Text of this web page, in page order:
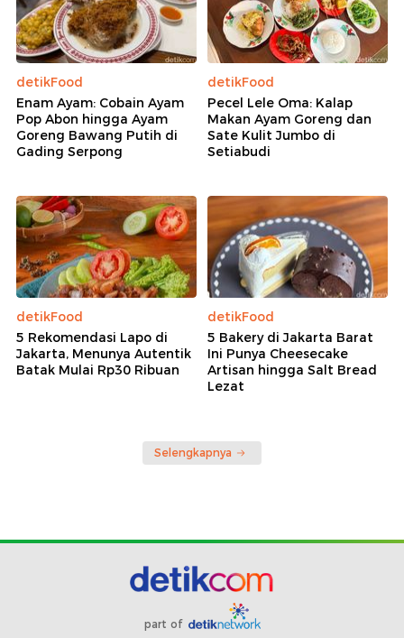
detikFood
Enam Ayam: Cobain Ayam
Pop Abon hingga Ayam
Goreng Bawang Putih di
Gading Serpong
detikFood
Pecel Lele Oma: Kalap
Makan Ayam Goreng dan
Sate Kulit Jumbo di
Setiabudi
detikFood
5 Rekomendasi Lapo di
Jakarta, Menunya Autentik
Batak Mulai Rp30 Ribuan
detikFood
5 Bakery di Jakarta Barat
Ini Punya Cheesecake
Artisan hingga Salt Bread
Lezat
Selengkapnya
part of